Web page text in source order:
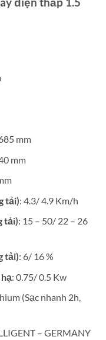
mm
mm
tải): 4.3/ 4.9 Km/h
tải): 15 – 50/ 22 – 26
tải): 6/ 16 %
: 0.75/ 0.5 Kw
(Sạc nhanh 2h,
– GERMANY